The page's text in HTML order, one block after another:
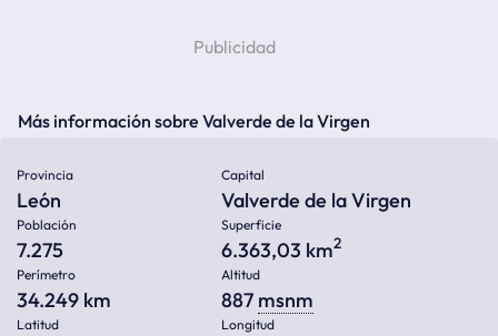
Más información sobre Valverde de la Virgen
Provincia
León
Capital
Valverde de la Virgen
Población
7.275
Superficie
6.363,03 km2
Perímetro
34.249 km
Altitud
887 msnm
Latitud Longitud